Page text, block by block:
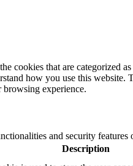
that are categorized
how you use this
experience.
and security
Description